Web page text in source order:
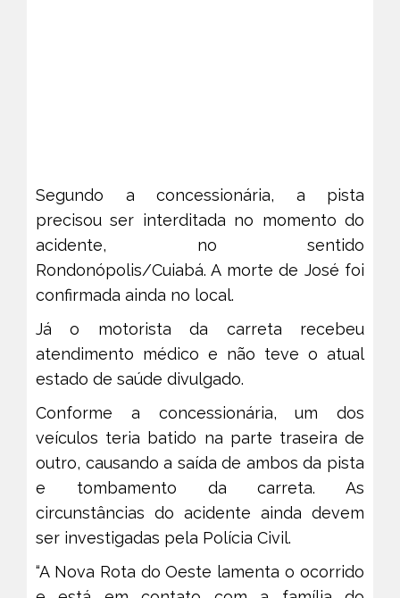
Segundo a concessionária, a pista
precisou ser interditada no momento do
acidente, no sentido
Rondonópolis/Cuiabá. A morte de José foi
confirmada ainda no local.
Já o motorista da carreta recebeu
atendimento médico e não teve o atual
estado de saúde divulgado.
Conforme a concessionária, um dos
veículos teria batido na parte traseira de
outro, causando a saída de ambos da pista
e tombamento da carreta. As
circunstâncias do acidente ainda devem
ser investigadas pela Polícia Civil.
“A Nova Rota do Oeste lamenta o ocorrido